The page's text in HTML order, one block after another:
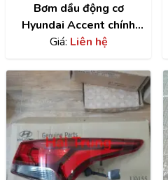
Bơm dầu động cơ
Hyundai Accent chính
hãng | 2131026802
Giá: Liên hệ